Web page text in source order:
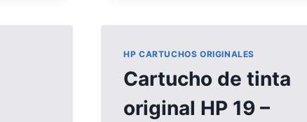
HP CARTUCHOS ORIGINALES
Cartucho de tinta
original HP 19 –